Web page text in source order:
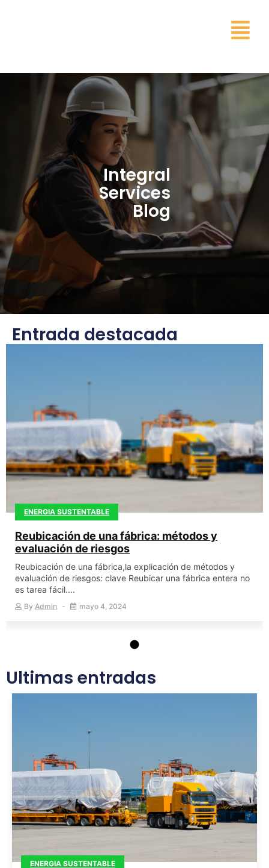
Integral
Services
Blog
Entrada destacada
ENERGIA SUSTENTABLE
Reubicación de una fábrica: métodos y
evaluación de riesgos
Reubicación de una fábrica,la explicación de métodos y
evaluación de riesgos: clave Reubicar una fábrica entera no
es tarea fácil....
By Admin mayo 4, 2024
Ultimas entradas
ENERGIA SUSTENTABLE